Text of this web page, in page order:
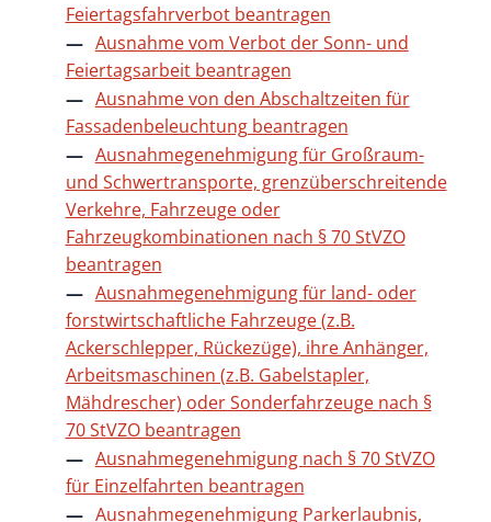
Feiertagsfahrverbot beantragen
Ausnahme vom Verbot der Sonn- und
Feiertagsarbeit beantragen
Ausnahme von den Abschaltzeiten für
Fassadenbeleuchtung beantragen
Ausnahmegenehmigung für Großraum-
und Schwertransporte, grenzüberschreitende
Verkehre, Fahrzeuge oder
Fahrzeugkombinationen nach § 70 StVZO
beantragen
Ausnahmegenehmigung für land- oder
forstwirtschaftliche Fahrzeuge (z.B.
Ackerschlepper, Rückezüge), ihre Anhänger,
Arbeitsmaschinen (z.B. Gabelstapler,
Mähdrescher) oder Sonderfahrzeuge nach §
70 StVZO beantragen
Ausnahmegenehmigung nach § 70 StVZO
für Einzelfahrten beantragen
Ausnahmegenehmigung Parkerlaubnis,